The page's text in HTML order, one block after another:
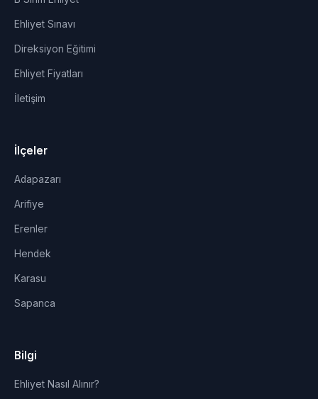
Ehliyet Sınavı
Direksiyon Eğitimi
Ehliyet Fiyatları
İletişim
İlçeler
Adapazarı
Arifiye
Erenler
Hendek
Karasu
Sapanca
Bilgi
Ehliyet Nasıl Alınır?